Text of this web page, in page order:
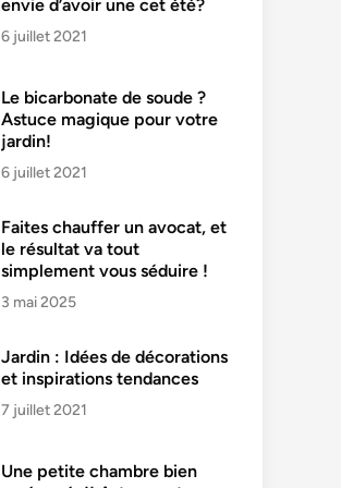
envie d’avoir une cet été?
6 juillet 2021
Le bicarbonate de soude ?
Astuce magique pour votre
jardin!
6 juillet 2021
Faites chauffer un avocat, et
le résultat va tout
simplement vous séduire !
3 mai 2025
Jardin : Idées de décorations
et inspirations tendances
7 juillet 2021
Une petite chambre bien